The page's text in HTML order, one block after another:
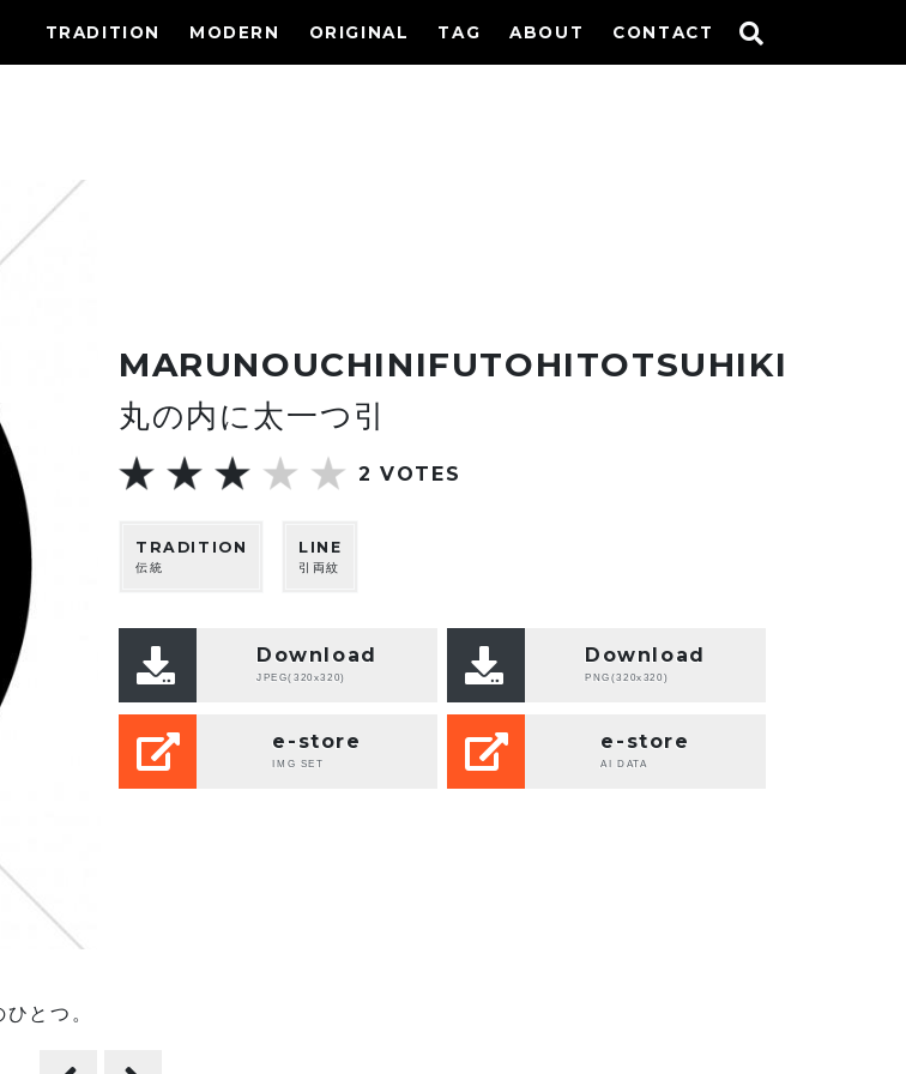
TRADITION MODERN ORIGINAL TAG ABOUT CONTACT
MARUNOUCHINIFUTOHITOTSUHIKI
丸の内に太一つ引
2 VOTES
TRADITION
伝統
LINE
引両紋
Download
JPEG(320x320)
Download
PNG(320x320)
e-store
IMG SET
e-store
AI DATA
とつ。